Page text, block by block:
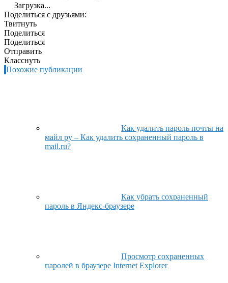
Загрузка...
Поделиться с друзьями:
Твитнуть
Поделиться
Поделиться
Отправить
Класснуть
Похожие публикации
Как удалить пароль почты на
майл ру – Как удалить сохраненный пароль в
mail.ru?
Как убрать сохраненный
пароль в Яндекс-браузере
Просмотр сохраненных
паролей в браузере Internet Explorer